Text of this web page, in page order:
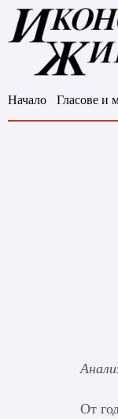
Начало Гласове и
От